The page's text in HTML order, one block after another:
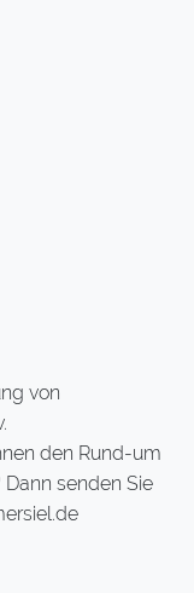
von
den Rund-um
Dann senden Sie